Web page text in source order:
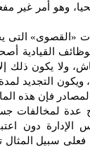
وهو أمر غير
46 الحالات
القيادية
ولا يكون ذلك
ويكون التجديد
فإن هذه
دون
سبيل المثال